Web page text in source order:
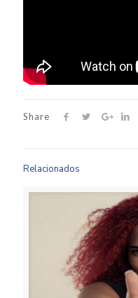
Share
Relacionados